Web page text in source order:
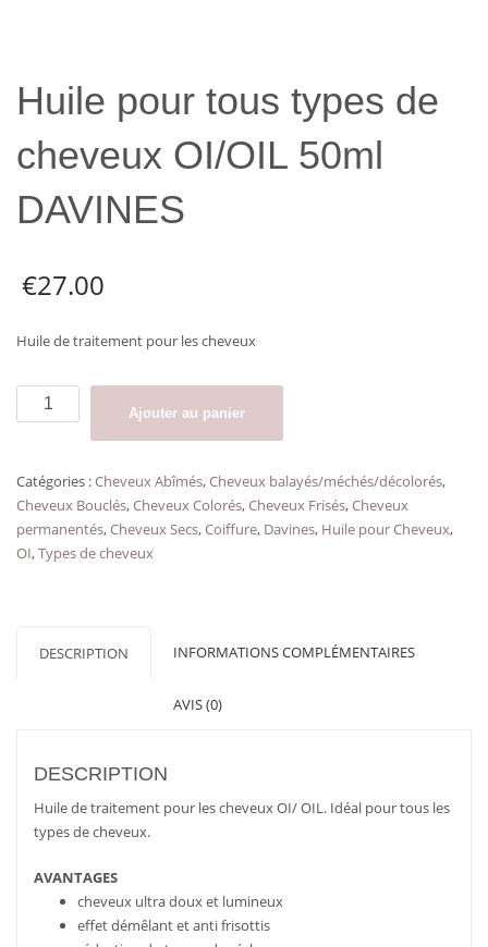
Huile pour tous types de
cheveux OI/OIL 50ml
DAVINES
€27.00
Huile de traitement pour les cheveux
quantité
de
tous
types
de
cheveux
Ajouter au panier
Catégories :Cheveux Abîmés,Cheveux balayés/méchés/décolorés,
Cheveux Bouclés,Cheveux Colorés,Cheveux Frisés,Cheveux
permanentés,Cheveux Secs,Coiffure, Davines, Huile pour Cheveux,
OI,Types de cheveux
DESCRIPTION INFORMATIONS COMPLÉMENTAIRES
AVIS (0)
DESCRIPTION
Huile de traitement pour les cheveux OI/ OIL. Idéal pour tous les
types de cheveux.
AVANTAGES
cheveux ultra doux et lumineux
effet démêlant et anti frisottis